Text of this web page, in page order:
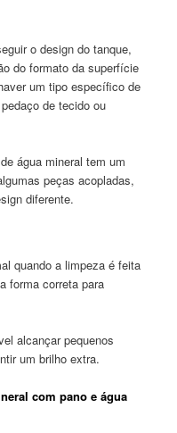
o design do tanque,
do formato da superfície
um tipo específico de
de tecido ou
água mineral tem um
peças acopladas,
diferente.
quando a limpeza é feita
forma correta para
alcançar pequenos
um brilho extra.
com pano e água